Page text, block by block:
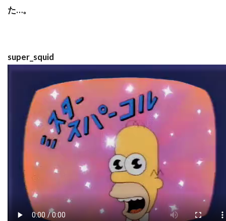
た…。
super_squid